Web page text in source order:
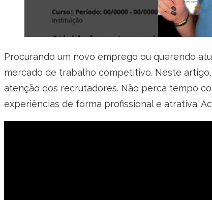
Procurando um novo emprego ou querendo
mercado de trabalho competitivo. Neste
atenção dos recrutadores. Não perca tempo
experiências de forma profissional e atrativa.